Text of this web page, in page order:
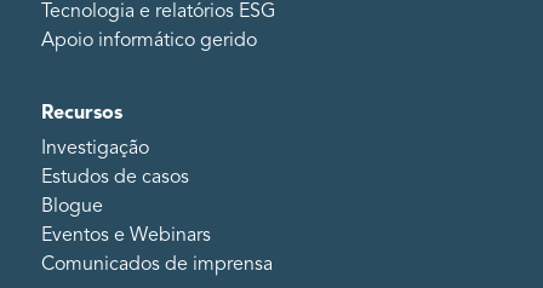
Tecnologia e relatórios ESG
Apoio informático gerido
Recursos
Investigação
Estudos de casos
Blogue
Eventos e Webinars
Comunicados de imprensa